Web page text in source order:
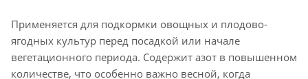
Применяется для подкормки овощных и плодово-
ягодных культур перед посадкой или начале
вегетационного периода. Содержит азот в повышенном
количестве, что особенно важно весной, когда